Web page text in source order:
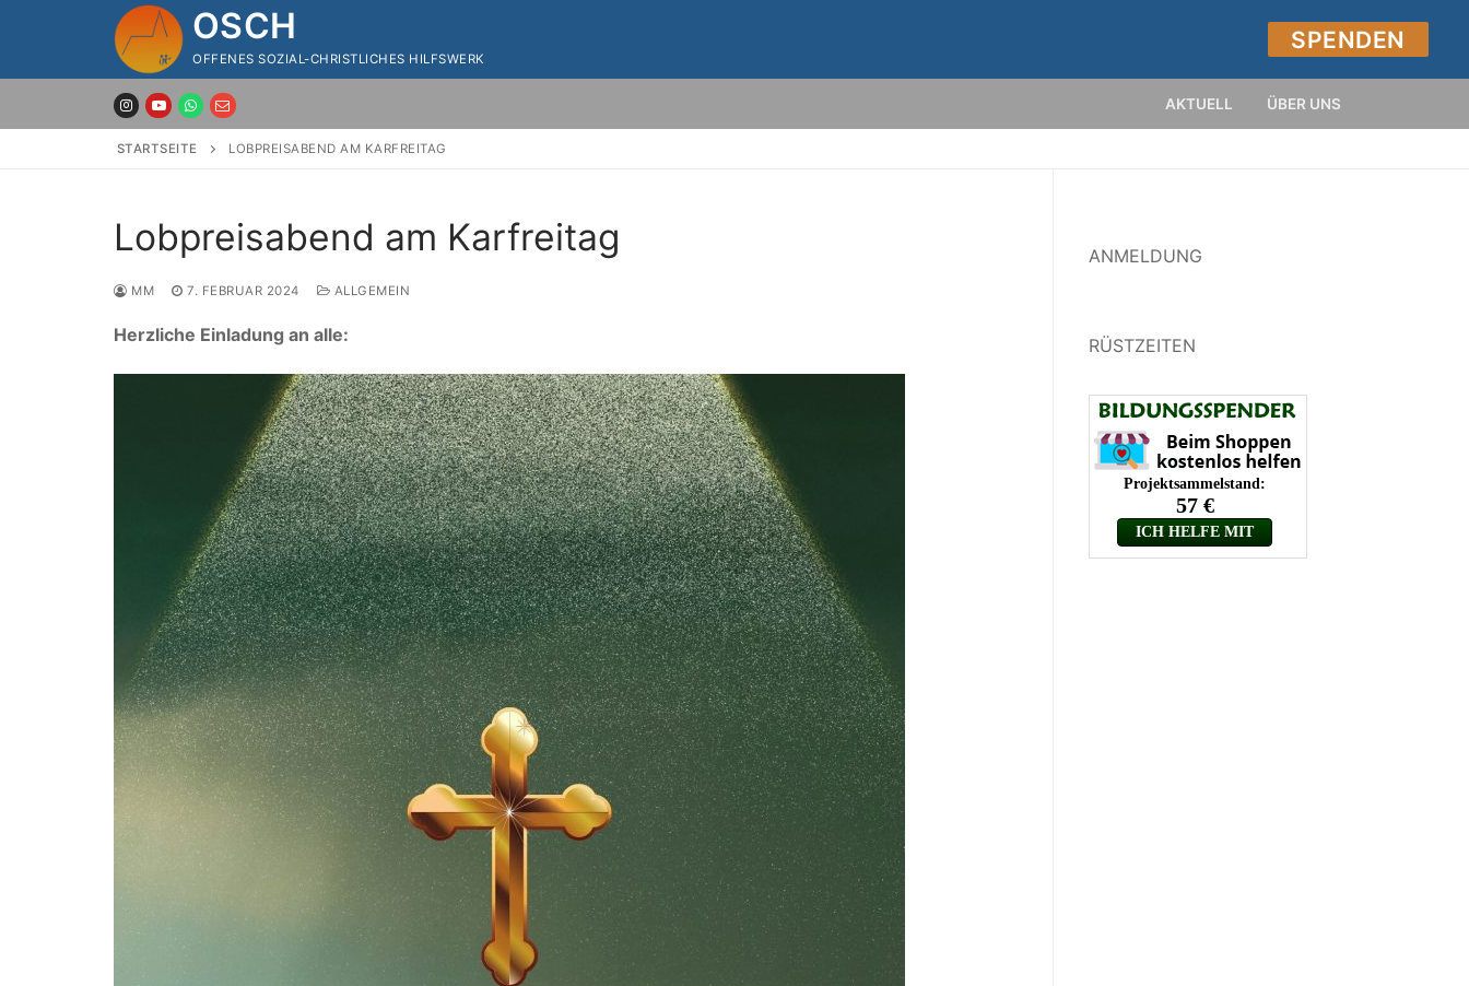
OSCH
OFFENES SOZIAL-CHRISTLICHES HILFSWERK
SPENDEN
AKTUELL ÜBER UNS
STARTSEITE LOBPREISABEND AM KARFREITAG
Lobpreisabend am Karfreitag
MM 7. FEBRUAR 2024 ALLGEMEIN
Herzliche Einladung an alle:
ANMELDUNG
RÜSTZEITEN